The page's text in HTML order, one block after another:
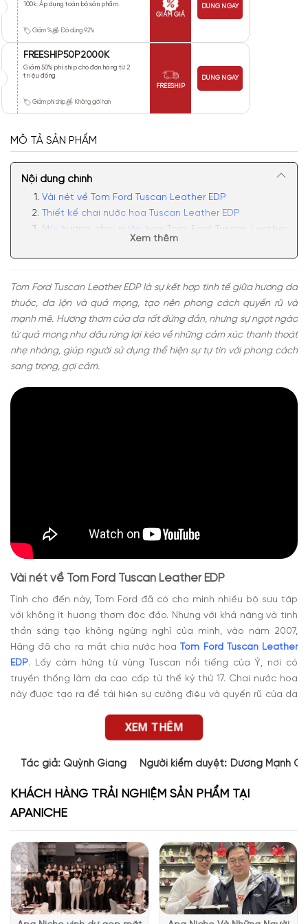
100k. Áp dụng toàn bộ sản phẩm.
Giảm % Đã dùng 92%
GIẢM GIÁ
DÙNG NGAY
FREESHIP50P2000K
Giảm 50% phí ship cho đơn hàng từ 2
triệu đồng
Giảm phí ship Không giới hạn
FREESHIP
DÙNG NGAY
MÔ TẢ SẢN PHẨM
Nội dung chính
Vài nét về Tom Ford Tuscan Leather EDP
Thiết kế chai nước hoa Tuscan Leather EDP
Mùi hương chai nước hoa Tom Ford Tuscan Leather
Có nên mua nước hoa unisex Tuscan Leather EDP
Xem thêm
Tom Ford Tuscan Leather EDPlà sự kết hợp tinh tế giữa hương da
thuộc, da lộn và quả mọng, tạo nên phong cách quyến rũ và
mạnh mẽ. Hương thơm của da rất đứng đắn, nhưng sự ngọt ngào
từ quả mong như dâu rừng lại kéo về những cảm xúc thanh thoát
nhẹ nhàng, giúp người sử dụng thể hiện sự tự tin với phong cách
sang trọng, gợi cảm.
Vài nét về Tom Ford Tuscan Leather EDP
Tính cho đến này, Tom Ford đã có cho mình nhiều bộ sưu tập
với không ít hương thơm độc đáo. Nhưng với khả năng và tinh
thần sáng tạo không ngừng nghỉ của mình, vào năm 2007,
Hãng đã cho ra mắt chia nước hoaTom Ford Tuscan Leather
EDP. Lấy cảm hứng từ vùng Tuscan nổi tiếng của Ý, nơi có
truyền thống làm da cao cấp từ thế kỷ thứ 17. Chai nước hoa
này được tạo ra để tái hiện sự cường điệu và quyến rũ của da
tự tin và sự lôi cuốn cho người dùng.
XEM THÊM
Tác giả: Quỳnh Giang Người kiểm duyệt: Dương Mạnh
KHÁCH HÀNG TRẢI NGHIỆM SẢN PHẨM TẠI
APANICHE